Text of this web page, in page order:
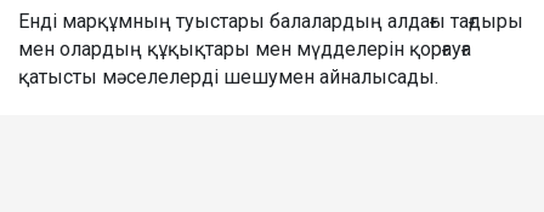
Енді марқұмның туыстары балалардың алдағы тағдыры
мен олардың құқықтары мен мүдделерін қорғауға
қатысты мәселелерді шешумен айналысады.